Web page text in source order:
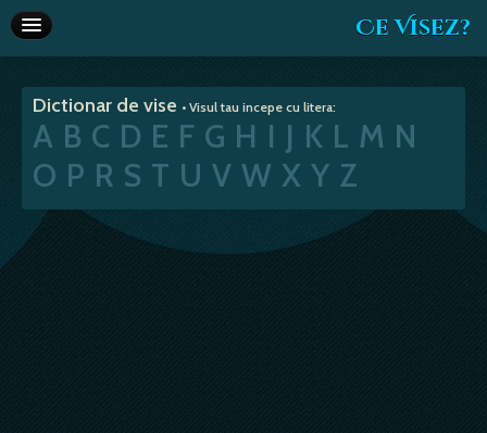
Ce Visez?
Interpretare vise
Articole
Va recomandam
Dictionar de vise • Visul tau incepe cu litera:
A B C D E F G H I J K L M N
O P R S T U V W X Y Z